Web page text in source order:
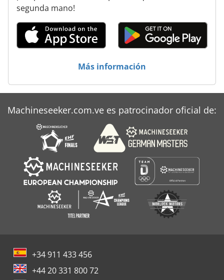
Horno De Pisos
Klaeger Hbs 265
Prensa Caliente
Schechtl Hbm 310
segunda mano!
Más información
Machineseeker.com.ve es patrocinador oficial de:
+34 911 433 456
+44 20 331 800 72